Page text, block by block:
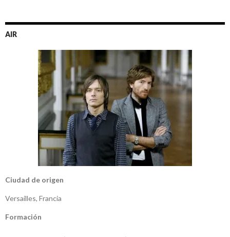
AIR
Ciudad de origen
Versailles, Francia
Formación